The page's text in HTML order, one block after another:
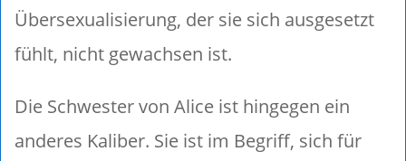
Übersexualisierung, der sie sich ausgesetzt
fühlt, nicht gewachsen ist.
Die Schwester von Alice ist hingegen ein
anderes Kaliber. Sie ist im Begriff, sich für